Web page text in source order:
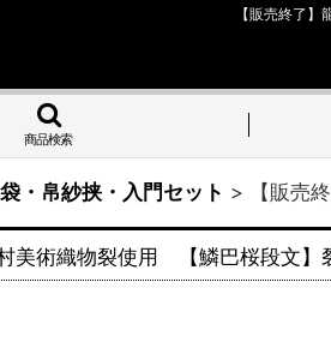
【販売終
商品検索
・帛紗挟・入門セット > 【販
村美術織物裂使用 【鱗巴